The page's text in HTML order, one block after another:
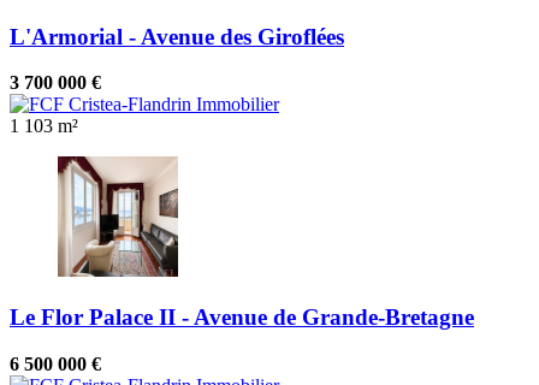
L'Armorial - Avenue des Giroflées
3 700 000 €
1 103 m²
Le Flor Palace II - Avenue de Grande-Bretagne
6 500 000 €